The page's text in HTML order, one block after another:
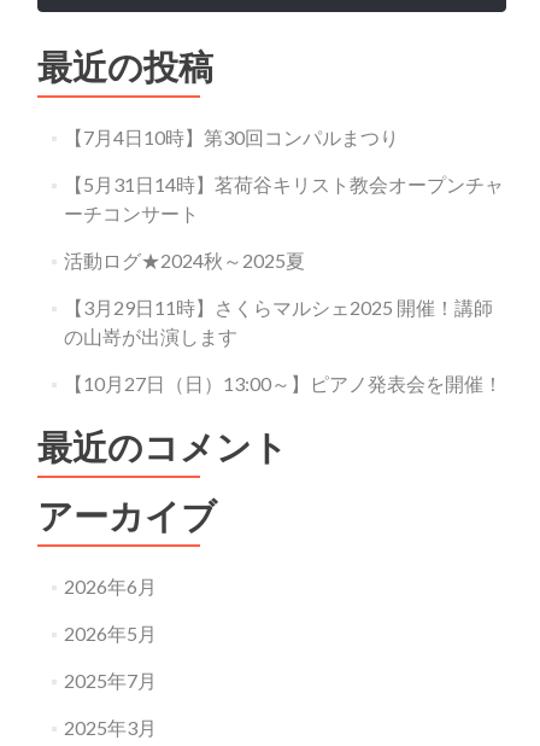
行
し
～
女
６
最近の投稿
【7月4日10時】第30回コンパルまつり
【5月31日14時】茗荷谷キリスト教会オープンチャ
ーチコンサート
活動ログ★2024秋～2025夏
【3月29日11時】さくらマルシェ2025 開催！講師
の山嵜が出演します
【10月27日（日）13:00～】ピアノ発表会を開催！
最近のコメント
アーカイブ
2026年6月
2026年5月
2025年7月
2025年3月